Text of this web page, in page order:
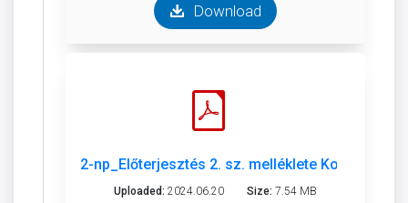
Download
2-np_Előterjesztés 2. sz. melléklete
Uploaded: 2024.06.20 Size: 7.54 MB